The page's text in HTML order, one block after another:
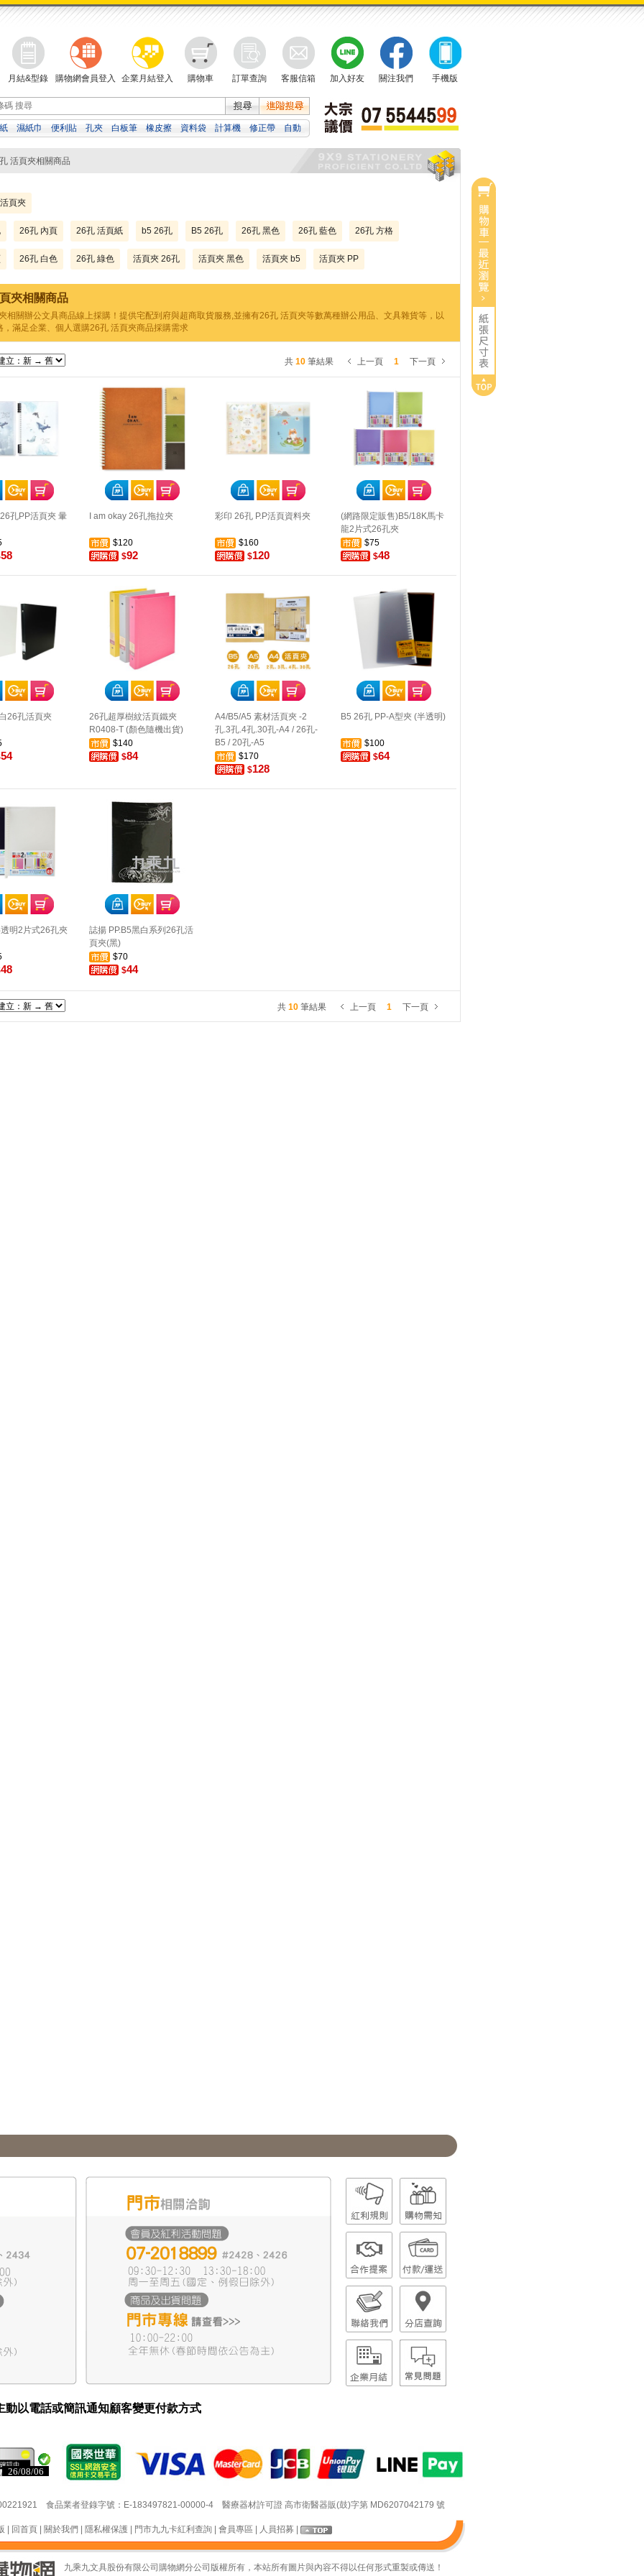
月結&型錄 購物網會員登入 企業月結登入 購物車 訂單查詢 客服信箱 加入好友 關注我們 手機版
濕紙巾 便利貼 孔夾 白板筆 橡皮擦 資料袋 計算機 修正帶
自動
活頁夾相關商品
活頁夾
26孔 內頁 26孔 活頁紙 b5 26孔 B5 26孔 26孔 黑色 26孔 藍色 26孔 方格
26孔 白色 26孔 綠色 活頁夾 26孔 活頁夾 黑色 活頁夾 b5 活頁夾 PP
夾相關商品
相關辦公文具商品線上採購！提供宅配到府與超商取貨服務,並擁有26孔 活頁夾等數萬種辦公用品、文具雜貨等，以
，滿足企業、個人選購26孔 活頁夾商品採購需求
共 10 筆結果 上一頁 1 下一頁
孔PP活頁夾 暈
58
I am okay 26孔拖拉夾
$120
$92
彩印 26孔 P.P活頁資料夾
$160
$120
(網路限定販售)B5/18K馬卡
龍2片式26孔夾
$75
$48
26孔活頁夾
54
26孔超厚樹紋活頁鐵夾
R0408-T (顏色隨機出貨)
$140
$84
A4/B5/A5 素材活頁夾 -2
孔.3孔.4孔.30孔-A4 / 26孔-
B5 / 20孔-A5
$170
$128
B5 26孔 PP-A型夾 (半透明)
$100
$64
明2片式26孔夾
48
誌揚 PP.B5黑白系列26孔活
頁夾(黑)
$70
$44
共 10 筆結果 上一頁 1 下一頁
以電話或簡訊通知顧客變更付款方式
26/08/06
26/08/06
食品業者登錄字號：E-183497821-00000-4 醫療器材許可證 高市衛醫器販(鼓)字第 MD6207042179 號
回首頁| 關於我們 隱私權保護| 門市九九卡紅利查詢| 會員專區 人員招募
九乘九文具股份有限公司購物網分公司版權所有，本站所有圖片與內容不得以任何形式重製或傳送！